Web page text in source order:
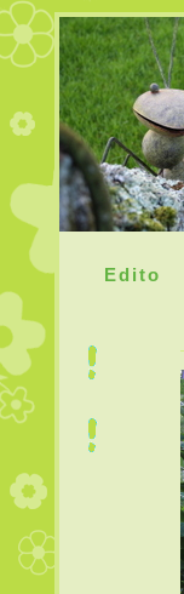
Edito